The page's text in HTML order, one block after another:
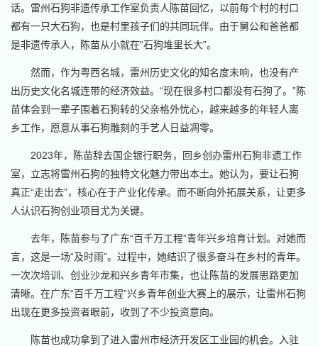
话。雷州石狗非遗传承工作室负责人陈苗回忆，以前每个村的村口
都有一只大石狗，也是村里孩子们的共同玩伴。由于舅公和爸爸都
是非遗传承人，陈苗从小就在“石狗堆里长大”。
然而，作为粤西名城，雷州历史文化的知名度未响，也没有产
出历史文化名城连带的经济效益。“现在很多村口都没有石狗了。”陈
苗体会到一辈子围着石狗转的父亲格外忧心，越来越多的年轻人离
乡工作，愿意从事石狗雕刻的手艺人日益凋零。
2023年，陈苗辞去国企银行职务，回乡创办雷州石狗非遗工作
室，立志将雷州石狗的独特文化魅力带出本土。她认为，要让石狗
真正“走出去”，核心在于产业化传承。而不断向外拓展关系，让更多
人认识石狗创业项目尤为关键。
去年，陈苗参与了广东“百千万工程”青年兴乡培育计划。对她而
言，这是一场“及时雨”。过程中，她结识了很多奋斗在乡村的青年。
一次次培训、创业沙龙和兴乡青年市集，也让陈苗的发展思路更加
清晰。在广东“百千万工程”兴乡青年创业大赛上的展示，让雷州石狗
出现在更多投资者眼前，收到了不少投资意向。
陈苗也成功拿到了进入雷州市经济开发区工业园的机会。入驻